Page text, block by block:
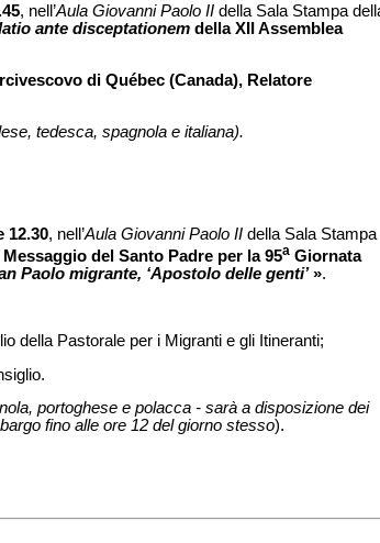
, nell’Aula Giovanni Paolo II della Sala Stampa
ante disceptationem della XII Assemblea
di Québec (Canada), Relatore
tedesca, spagnola e italiana).
12.30, nell’Aula Giovanni Paolo II della Sala Stampa
del Santo Padre per la 95a Giornata
Paolo migrante, ‘Apostolo delle genti’».
della Pastorale per i Migranti e gli Itineranti;
portoghese e polacca - sarà a disposizione dei
fino alle ore 12 del giorno stesso).